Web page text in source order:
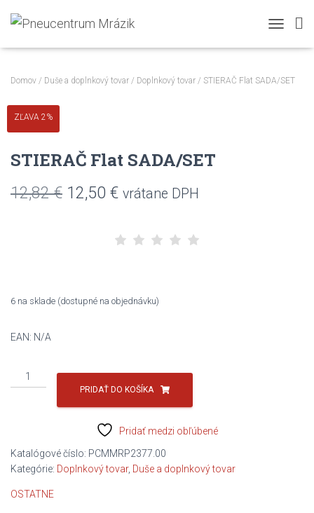
Domov / Duše a doplnkový tovar / Doplnkový tovar / STIERAČ Flat SADA/SET
ZĽAVA 2%
STIERAČ Flat SADA/SET
12,82€ Pôvodná
12,50 €Aktuálna
je:
vrátane DPH
6 na sklade (dostupné na objednávku)
EAN: N/A
množstvo
STIERAČ
PRIDAŤ DO KOŠÍKA
Pridať medzi obľúbené
Katalógové číslo: PCMMRP2377.00
Kategórie: Doplnkový tovar, Duše a doplnkový tovar
OSTATNE